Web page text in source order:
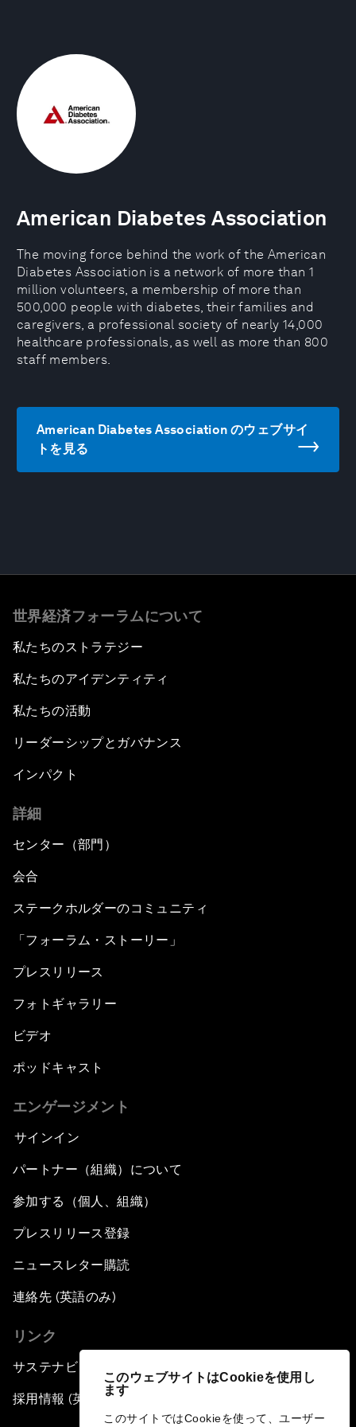
このウェブサイトはCookieを使用し
ます
このサイトではCookieを使って、ユーザー
American Diabetes Association
The moving force behind the work of the American
Diabetes Association is a network of more than 1
million volunteers, a membership of more than
500,000 people with diabetes, their families and
caregivers, a professional society of nearly 14,000
healthcare professionals, as well as more than 800
staff members.
American Diabetes Association のウェブサイ
トを見る
世界経済フォーラムについて
私たちのストラテジー
私たちのアイデンティティ
私たちの活動
リーダーシップとガバナンス
インパクト
詳細
センター（部門）
会合
ステークホルダーのコミュニティ
「フォーラム・ストーリー」
プレスリリース
フォトギャラリー
ビデオ
ポッドキャスト
エンゲージメント
サインイン
パートナー（組織）について
参加する（個人、組織）
プレスリリース登録
ニュースレター購読
連絡先 (英語のみ)
リンク
サステナビリティへの取り組み
採用情報 (英語のみ)